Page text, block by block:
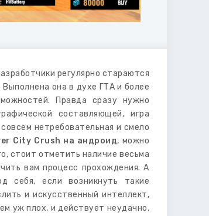
регулярно стараются
она в духе ГТА и более
Правда сразу нужно
составляющей, игра
нетребовательная и смело
City Crush на андроид, можно
стоит отметить наличие весьма
вам процесс прохождения. А
себя, если возникнуть такие
и искусственный интеллект,
уж плох, и действует неудачно,